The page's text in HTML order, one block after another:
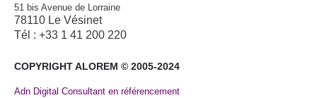
51 bis Avenue de Lorraine
78110 Le Vésinet
Tél : +33 1 41 200 220
COPYRIGHT ALOREM © 2005-2024
Adn Digital Consultant en référencement